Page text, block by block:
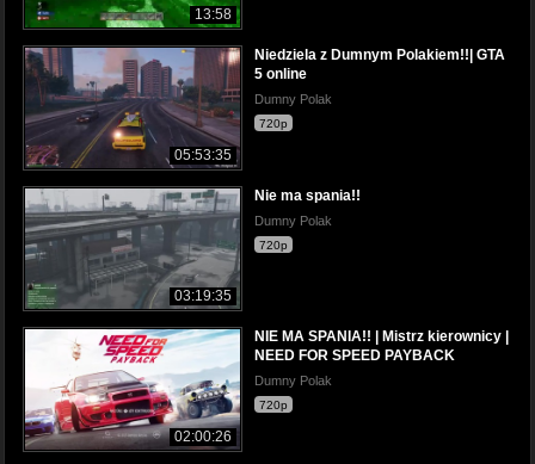
13:58
05:53:35
Niedziela z Dumnym Polakiem!!| GTA
5 online
Dumny Polak
720p
03:19:35
Nie ma spania!!
Dumny Polak
720p
02:00:26
NIE MA SPANIA!! | Mistrz kierownicy |
NEED FOR SPEED PAYBACK
Dumny Polak
720p